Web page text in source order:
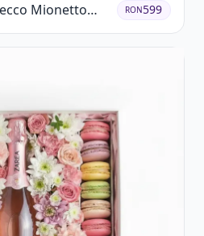
Mionetto
Pastelate
RON599